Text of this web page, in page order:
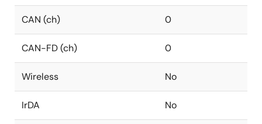
CAN (ch) 0
CAN-FD (ch) 0
Wireless No
IrDA No